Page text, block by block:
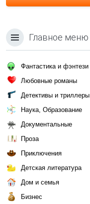
Главное меню
Фантастика и фэнтези
Любовные романы
Детективы и триллеры
Наука, Образование
Документальные
Проза
Приключения
Детская литература
Дом и семья
Бизнес